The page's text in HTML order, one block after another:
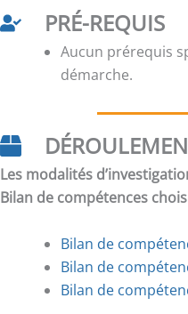
PRÉ-REQUIS
Aucun prérequis
démarche.
Les modalités
Bilan de compétences
Bilan de
Bilan de
Bilan de